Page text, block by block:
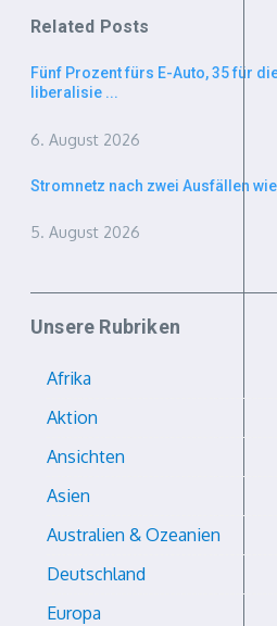
Related Posts
Fünf Prozent fürs E-Auto, 35 für
liberalisie ...
6. August 2026
Stromnetz nach zwei Ausfällen
5. August 2026
Unsere Rubriken
Afrika
Aktion
Ansichten
Asien
Australien & Ozeanien
Deutschland
Europa